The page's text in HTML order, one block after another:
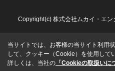
Copyright(c) 株式会社ムカイ・エ
当サイトでは、お客様の当サイト利用
して、クッキー（Cookie）を使用して
詳しくは、当社の 「Cookieの取扱いに